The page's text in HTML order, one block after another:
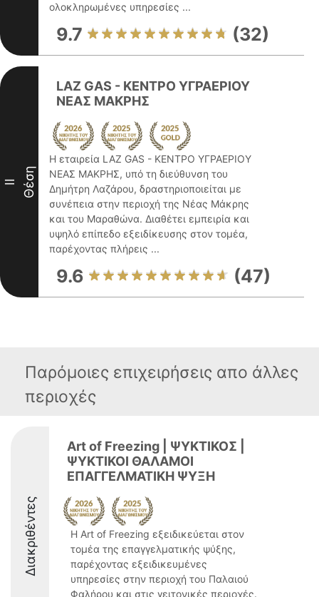
ολοκληρωμένες υπηρεσίες ...
9.7 (32)
II Θέση
LAZ GAS - ΚΕΝΤΡΟ ΥΓΡΑΕΡΙΟΥ
ΝΕΑΣ ΜΑΚΡΗΣ
Η εταιρεία LAZ GAS - ΚΕΝΤΡΟ ΥΓΡΑΕΡΙΟΥ
ΝΕΑΣ ΜΑΚΡΗΣ, υπό τη διεύθυνση του
Δημήτρη Λαζάρου, δραστηριοποιείται με
συνέπεια στην περιοχή της Νέας Μάκρης
και του Μαραθώνα. Διαθέτει εμπειρία και
υψηλό επίπεδο εξειδίκευσης στον τομέα,
παρέχοντας πλήρεις ...
9.6 (47)
Παρόμοιες επιχειρήσεις απο άλλες
περιοχές
Διακριθέντες
Art of Freezing | ΨΥΚΤΙΚΟΣ |
ΨΥΚΤΙΚΟΙ ΘΑΛΑΜΟΙ
ΕΠΑΓΓΕΛΜΑΤΙΚΗ ΨΥΞΗ
Η Art of Freezing εξειδικεύεται στον
τομέα της επαγγελματικής ψύξης,
παρέχοντας εξειδικευμένες
υπηρεσίες στην περιοχή του Παλαιού
Φαλήρου και στις γειτονικές περιοχές.